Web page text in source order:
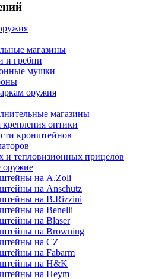
магазины
и гребни
мушки
оружия
магазины
оптики
кронштейнов
и тепловизионных прицелов
оружие
на A.Zoli
на Anschutz
на B.Rizzini
на Benelli
на Blaser
на Browning
на CZ
на Fabarm
на H&K
на Heym